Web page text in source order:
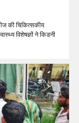
की चिकित्सकीय
विशेषज्ञों ने किडनी